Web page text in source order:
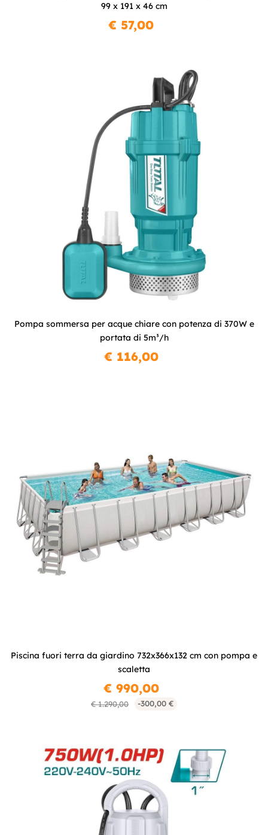
99 x 191 x 46 cm
€ 57,00
Pompa sommersa per acque chiare con potenza di 370W e
portata di 5m³/h
€ 116,00
Piscina fuori terra da giardino 732x366x132 cm con pompa e
scaletta
€ 1.290,00 -300,00 €
€ 990,00